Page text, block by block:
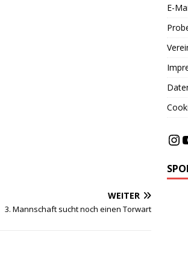
WEITER
3. Mannschaft sucht noch einen Torwart
E-